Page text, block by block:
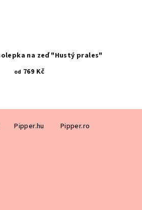
na zeď "Hustý prales"
od 769 Kč
Pipper.hu Pipper.ro